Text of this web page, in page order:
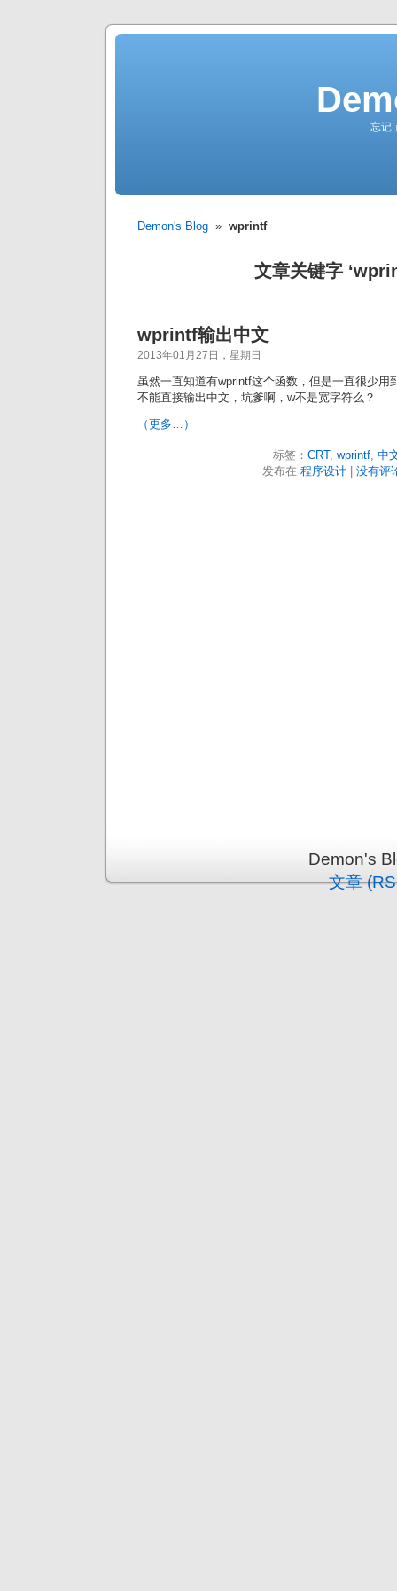
忘记
Demon's Blog » wprintf
文章关键字
wprintf输出中文
2013年01月27日，星期日
虽然一直知道有wprintf这个函数，但是一直很少用
不能直接输出中文，坑爹啊，w不是宽字符么？
（更多…）
标签： CRT, wprintf, 中
发布在 程序设计| 没有评
Demon's
文章